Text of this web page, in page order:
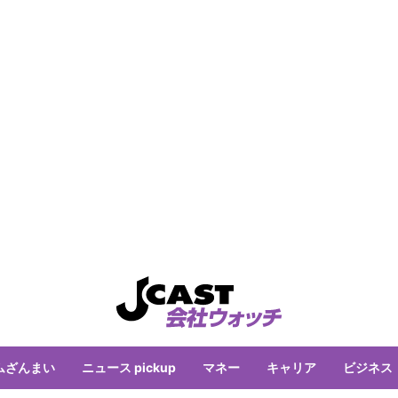
ざんまい ニュース pickup マネー キャリア ビジネス